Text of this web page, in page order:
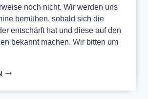
noch nicht. Wir werden uns
bemühen, sobald sich die
entschärft hat und diese auf den
bekannt machen. Wir bitten um
ABSAGEN:
UND